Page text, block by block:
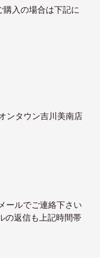
入の場合は下記に
ンタウン吉川美南店
ールでご連絡下さい
返信も上記時間帯